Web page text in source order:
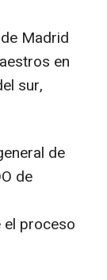
Madrid
en
sur,
de
de
el proceso